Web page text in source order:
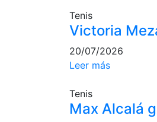
Tenis
Victoria
20/07/2026
Leer más
Tenis
Max Alcalá